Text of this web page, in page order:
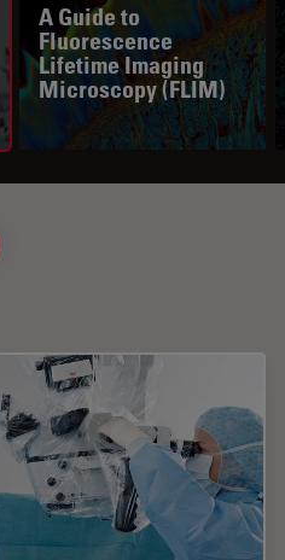
A Guide to
Fluorescence
Lifetime Imaging
Microscopy (FLIM)